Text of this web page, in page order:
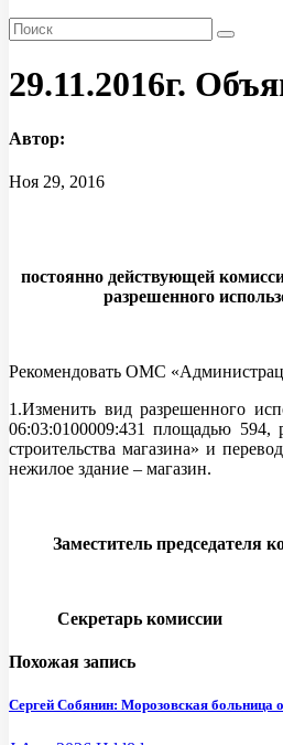
29.11.2016г.
Автор:
Ноя 29, 2016
постоянно действующей
разрешенного
Рекомендовать ОМС
1.Изменить вид разрешенного
06:03:0100009:431 площадью 594,
строительства магазина» и
нежилое здание – магазин.
Заместитель
Секретарь
Похожая запись
Сергей Собянин: Морозовская больница